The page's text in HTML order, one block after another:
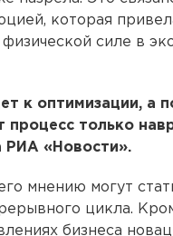
которая
силе в
к оптимизации, а
процесс только
РИА «Новости».
мнению могут
цикла.
бизнеса